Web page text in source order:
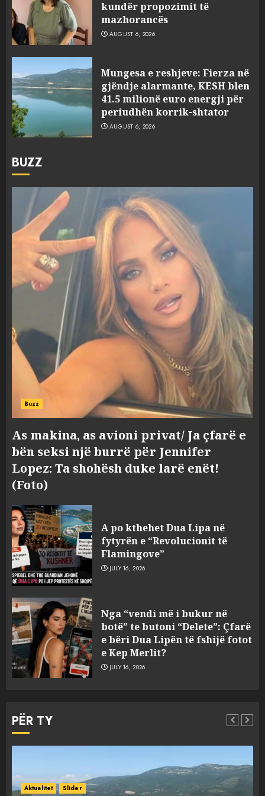
kundër propozimit të
mazhorancës
AUGUST 6, 2026
Mungesa e reshjeve: Fierza në
gjëndje alarmante, KESH blen
41.5 milionë euro energji për
periudhën korrik-shtator
AUGUST 6, 2026
BUZZ
Buzz
As makina, as avioni privat/ Ja çfarë e
bën seksi një burrë për Jennifer
Lopez: Ta shohësh duke larë enët!
(Foto)
A po kthehet Dua Lipa në
fytyrën e “Revolucionit të
Flamingove”
JULY 16, 2026
Nga “vendi më i bukur në
botë” te butoni “Delete”: Çfarë
e bëri Dua Lipën të fshijë fotot
e Kep Merlit?
JULY 16, 2026
PËR TY
3
shkrihen, nisin aksionin
kundër propozimit të
mazhorancës
AUGUST 6, 2026
4
41.5 milionë euro energji për
AUGUST 6, 2026
Vera të rrezikshme: Si po e